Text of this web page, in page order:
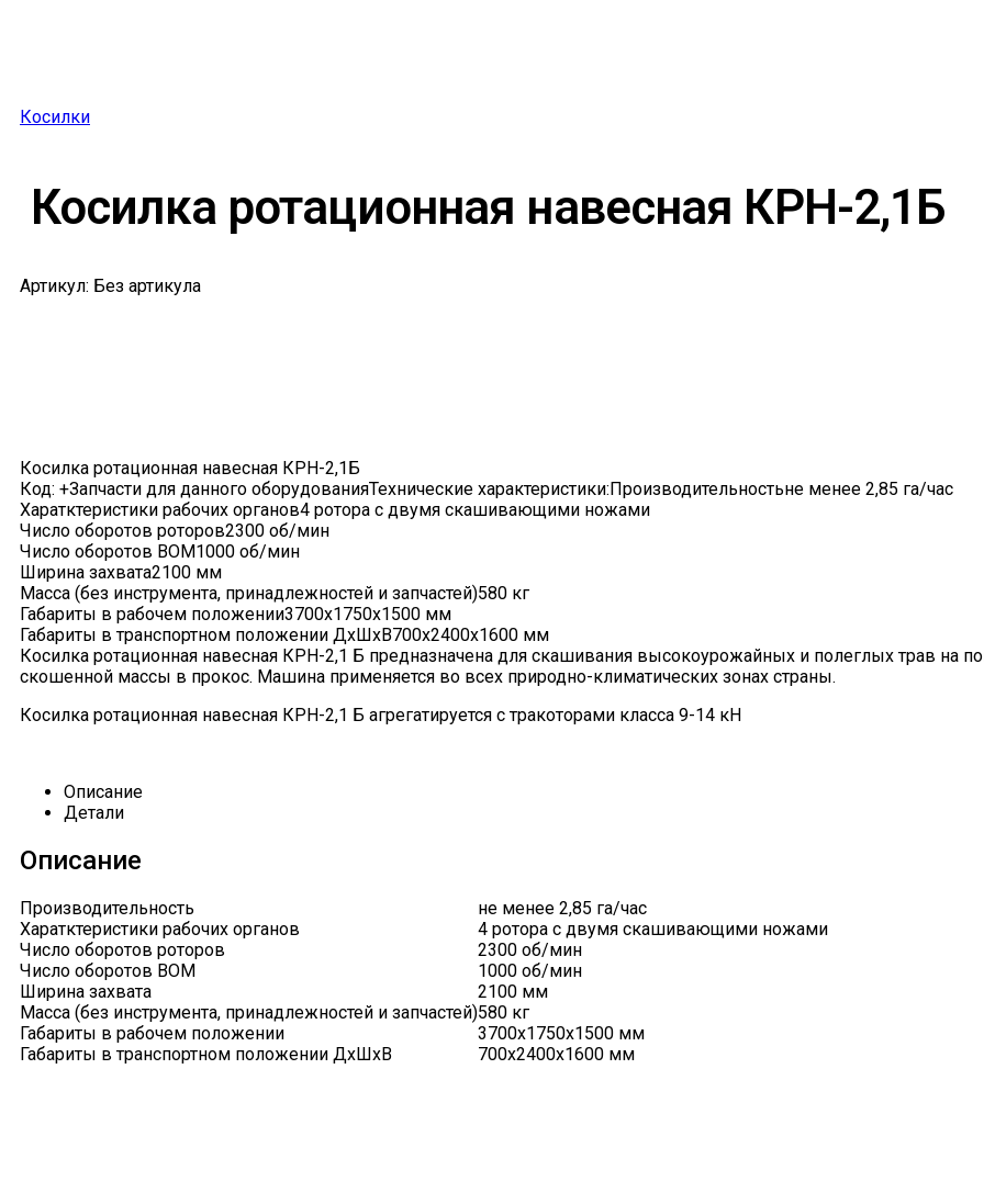
Косилки
Косилка ротационная навесная КРН-2,1Б
Артикул: Без артикула
Косилка ротационная навесная КРН-2,1Б
Код: +Запчасти для данного оборудованияТехнические характеристики:Производительностьне менее 2,85 га/час
Харатктеристики рабочих органов4 ротора с двумя скашивающими ножами
Число оборотов роторов2300 об/мин
Число оборотов ВОМ1000 об/мин
Ширина захвата2100 мм
Масса (без инструмента, принадлежностей и запчастей)580 кг
Габариты в рабочем положении3700х1750х1500 мм
Габариты в транспортном положении ДхШхВ700х2400х1600 мм
Косилка ротационная навесная КРН-2,1 Б предназначена для скашивания высокоурожайных и полеглых трав на
скошенной массы в прокос. Машина применяется во всех природно-климатических зонах страны.
Косилка ротационная навесная КРН-2,1 Б агрегатируется с тракоторами класса 9-14 кН
Описание
Детали
Описание
Производительность
не менее 2,85 га/час
Харатктеристики рабочих органов
4 ротора с двумя скашивающими ножами
Число оборотов роторов
2300 об/мин
Число оборотов ВОМ
1000 об/мин
Ширина захвата
2100 мм
Масса (без инструмента, принадлежностей и запчастей)580 кг
Габариты в рабочем положении
3700х1750х1500 мм
Габариты в транспортном положении ДхШхВ
700х2400х1600 мм